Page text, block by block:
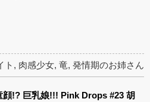
ト , 肉感少女, 竜, 発情期のお姉さん
顔!? 巨乳娘!!! Pink Drops #23 胡